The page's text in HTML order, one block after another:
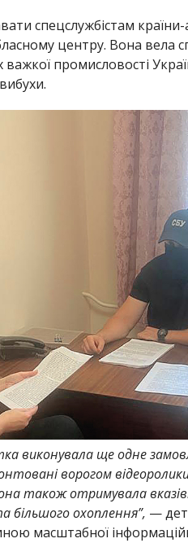
спецслужбістам
центру. Вона вела
промисловості
виконувала ще одне
ворогом
також отримувала
більшого охоплення”, —
масштабної